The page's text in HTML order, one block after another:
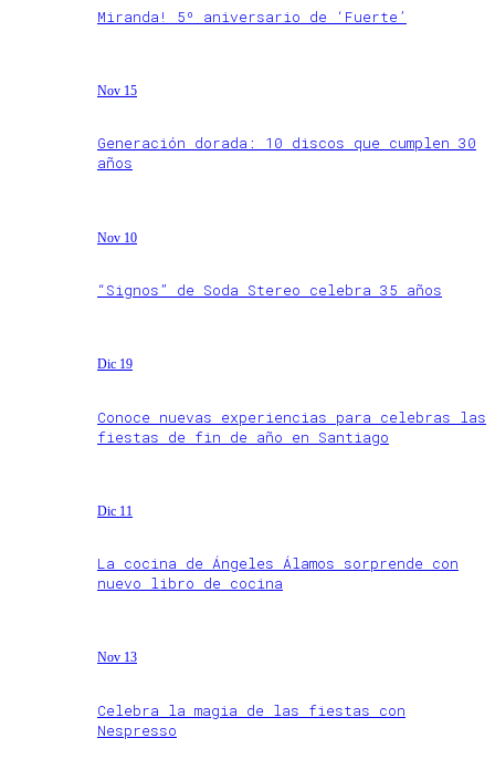
Miranda! 5º aniversario de ‘Fuerte’
Nov 15
Generación dorada: 10 discos que cumplen 30
años
Nov 10
“Signos” de Soda Stereo celebra 35 años
Dic 19
Conoce nuevas experiencias para celebras las
fiestas de fin de año en Santiago
Dic 11
La cocina de Ángeles Álamos sorprende con
nuevo libro de cocina
Nov 13
Celebra la magia de las fiestas con
Nespresso